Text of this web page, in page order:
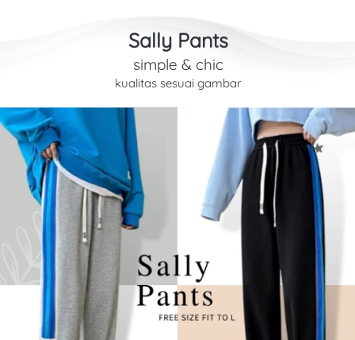
Sally Pants
simple & chic
kualitas sesuai gambar